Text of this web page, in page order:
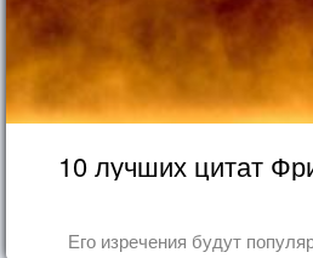
10 лучших цитат
Его изречения будут